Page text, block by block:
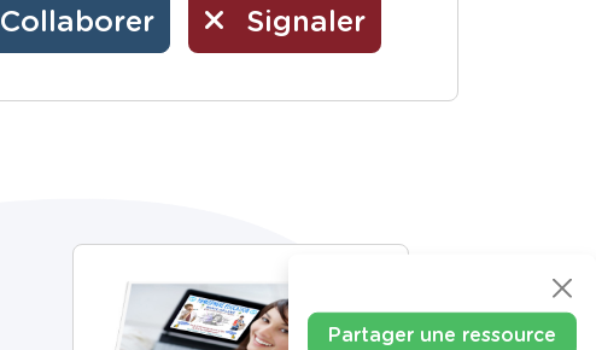
Collaborer Signaler
Partager une ressource